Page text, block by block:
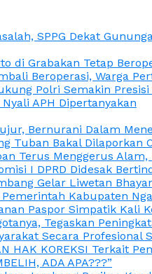
SPPG Dekat
di Grabakan Tetap
Beroperasi, Warga
Polri Semakin
APH Dipertanyakan
Bernurani Dalam
Tuban Bakal Dilaporkan
Terus Menggerus
I DPRD Didesak
Gelar Liwetan
Kabupaten
Paspor Simpatik Kali
Tegaskan
Secara Profesional
HAK KOREKSI Terkait
ADA APA???”